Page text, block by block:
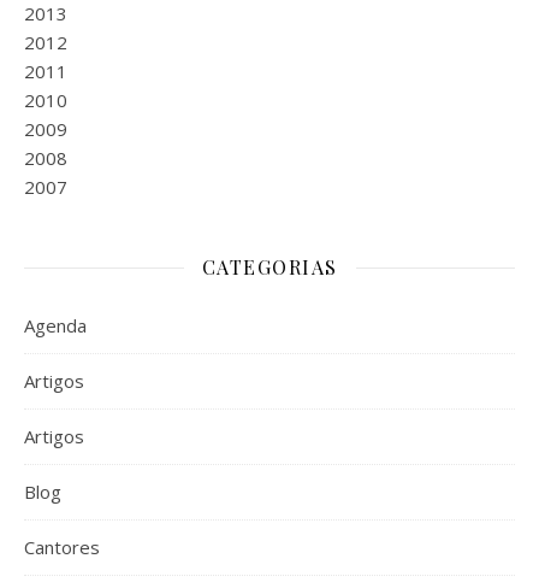
2013
2012
2011
2010
2009
2008
2007
CATEGORIAS
Agenda
Artigos
Artigos
Blog
Cantores